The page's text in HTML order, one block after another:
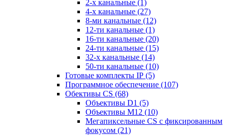
2-х канальные (1)
4-х канальные (27)
8-ми канальные (12)
12-ти канальные (1)
16-ти канальные (20)
24-ти канальные (15)
32-х канальные (14)
50-ти канальные (10)
Готовые комплекты IP (5)
Программное обеспечение (107)
Обективы CS (68)
Объективы D1 (5)
Объективы M12 (10)
Мегапиксельные CS c фиксированным
фокусом (21)